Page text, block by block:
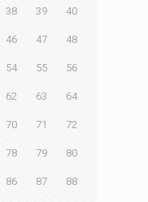
38 39 40
46 47 48
54 55 56
62 63 64
70 71 72
78 79 80
86 87 88